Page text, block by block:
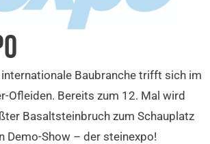
Baubranche trifft sich im
Ofleiden. Bereits zum 12. Mal wird
Basaltsteinbruch zum Schauplatz
Demo-Show – der steinexpo!